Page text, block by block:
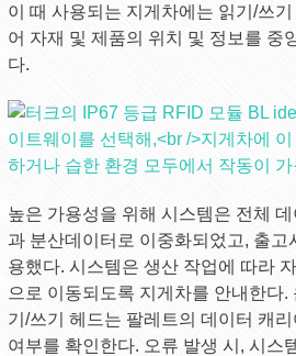
이 때 사용되는 지게차에는 읽기/쓰
어 자재 및 제품의 위치 및 정보를 중
다.
높은 가용성을 위해 시스템은 전체
과 분산데이터로 이중화되었고, 출고
용했다. 시스템은 생산 작업에 따라
으로 이동되도록 지게차를 안내한다.
기/쓰기 헤드는 팔레트의 데이터 캐
여부를 확인한다. 오류 발생 시, 시스